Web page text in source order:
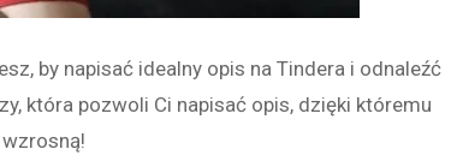
by napisać idealny opis na Tindera i odnaleźć
która pozwoli Ci napisać opis, dzięki któremu